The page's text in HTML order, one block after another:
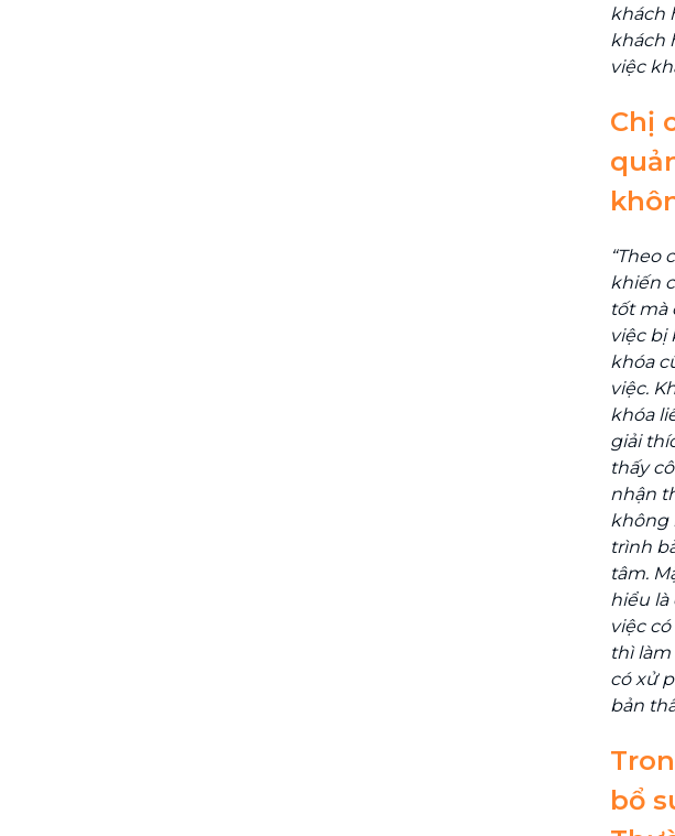
khách
khách
việc
Chị
“Theo
khiến
tốt mà
việc bị
khóa
việc.
khóa
giải
thấy
nhận
không
trình
tâm.
hiểu là
việc
thì
có xử
bản
bổ